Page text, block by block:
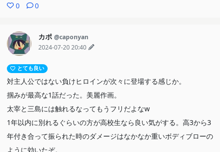
0 0
カポ @caponyan
2024-07-20 20:40
とても良い
対主人公ではない負けヒロインが次々に登場する感じか。
掴みが最高な1話だった。美麗作画。
太宰と三島には触れるなってもうフリだよなw
1年以内に別れるぐらいの方が高校生なら良い気がする。高3から3
年付き合って振られた時のダメージはなかなか重いボディブローの
ように効いたぞ。